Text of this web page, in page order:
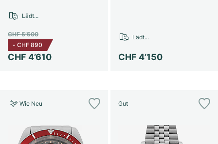
Damenuhren
Damenuhren
CHF 4’610
CHF 5’500
- CHF 890
Lädt...
CHF 4’150
Lädt...
Wie Neu Gut